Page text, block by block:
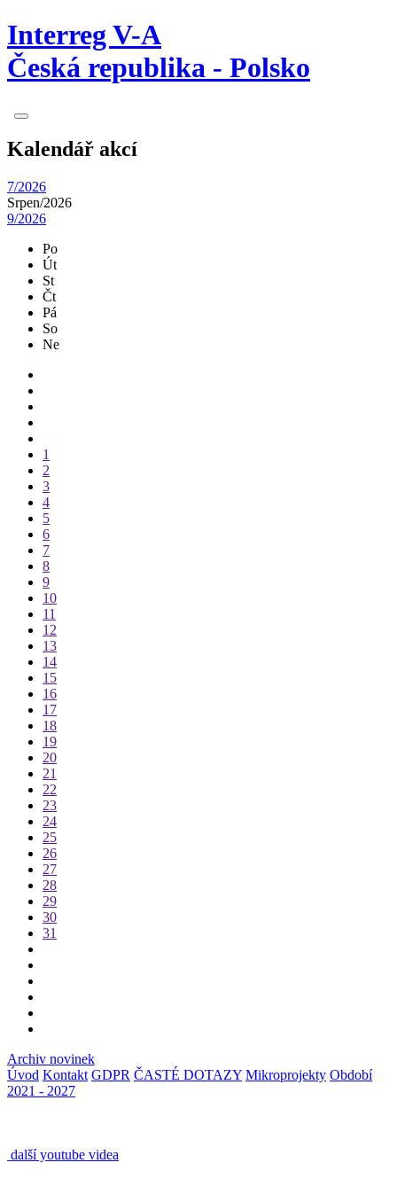
Interreg V-A
Česká republika - Polsko
Kalendář akcí
7/2026
Srpen/2026
9/2026
Po
Út
St
Čt
Pá
So
Ne
1
2
3
4
5
6
7
8
9
10
11
12
13
14
15
16
17
18
19
20
21
22
23
24
25
26
27
28
29
30
31
Archiv novinek
Úvod Kontakt GDPR ČASTÉ DOTAZY Mikroprojekty Období
2021 - 2027
další youtube videa